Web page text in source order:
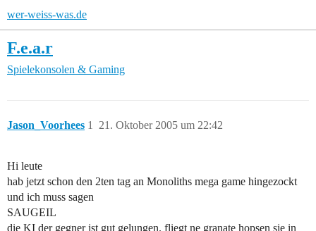
wer-weiss-was.de
F.e.a.r
Spielekonsolen & Gaming
Jason_Voorhees 21. Oktober 2005 um 22:42
1
Hi leute
hab jetzt schon den 2ten tag an Monoliths mega game hingezockt
und ich muss sagen
SAUGEIL
die KI der gegner ist gut gelungen. fliegt ne granate hopsen sie in